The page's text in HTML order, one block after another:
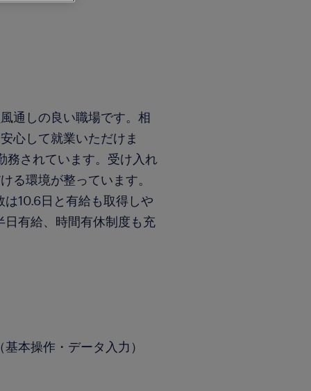
通しの良い職場です。相
心して就業いただけま
務されています。受け入れ
る環境が整っています。
10.6日と有給も取得しや
日有給、時間有休制度も充
本操作・データ入力）